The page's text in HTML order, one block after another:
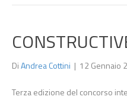
DiAndrea Cottini | 12 Gennaio
Terza edizione del concorso